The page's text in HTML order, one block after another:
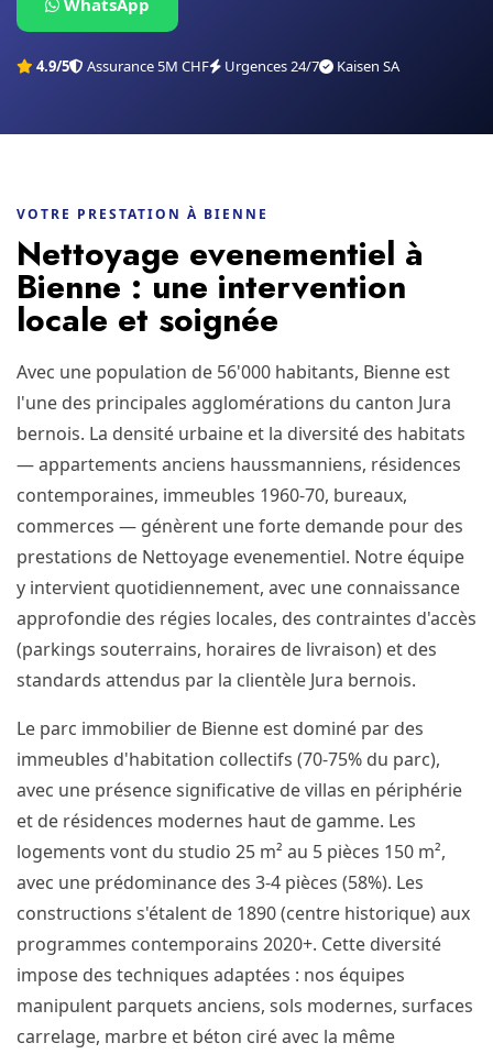
WhatsApp
4.9/5 Assurance 5M CHF Urgences 24/7 Kaisen SA
VOTRE PRESTATION À BIENNE
Nettoyage evenementiel à
Bienne : une intervention
locale et soignée
Avec une population de 56'000 habitants, Bienne est
l'une des principales agglomérations du canton Jura
bernois. La densité urbaine et la diversité des habitats
— appartements anciens haussmanniens, résidences
contemporaines, immeubles 1960-70, bureaux,
commerces — génèrent une forte demande pour des
prestations de Nettoyage evenementiel. Notre équipe
y intervient quotidiennement, avec une connaissance
approfondie des régies locales, des contraintes d'accès
(parkings souterrains, horaires de livraison) et des
standards attendus par la clientèle Jura bernois.
Le parc immobilier de Bienne est dominé par des
immeubles d'habitation collectifs (70-75% du parc),
avec une présence significative de villas en périphérie
et de résidences modernes haut de gamme. Les
logements vont du studio 25 m² au 5 pièces 150 m²,
avec une prédominance des 3-4 pièces (58%). Les
constructions s'étalent de 1890 (centre historique) aux
programmes contemporains 2020+. Cette diversité
impose des techniques adaptées : nos équipes
manipulent parquets anciens, sols modernes, surfaces
carrelage, marbre et béton ciré avec la même